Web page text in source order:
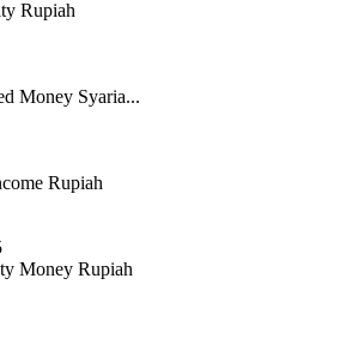
Rupiah
Money Syaria...
Rupiah
Money Rupiah